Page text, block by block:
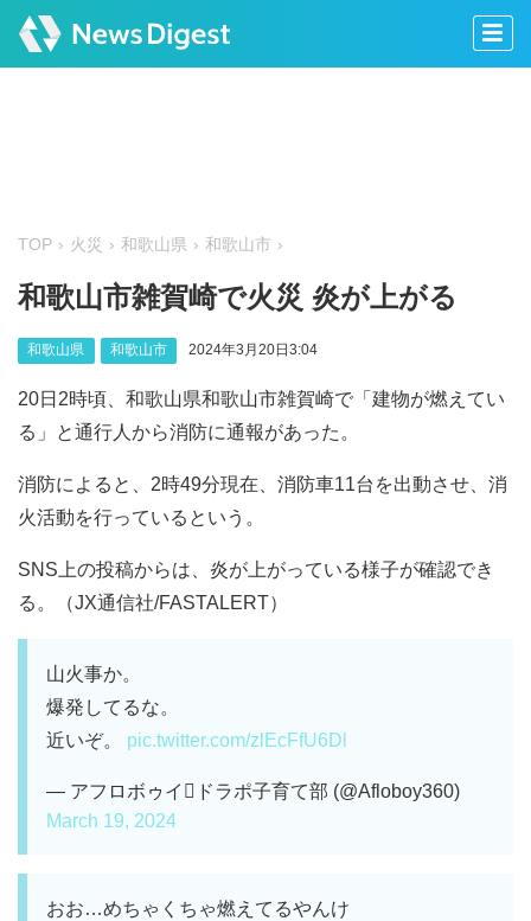
TOP 火災 和歌山県 和歌山市
和歌山市雑賀崎で火災 炎が上がる
和歌山県 和歌山市 2024年3月20日3:04
20日2時頃、和歌山県和歌山市雑賀崎で「建物が燃えてい
る」と通行人から消防に通報があった。
消防によると、2時49分現在、消防車11台を出動させ、消
火活動を行っているという。
SNS上の投稿からは、炎が上がっている様子が確認でき
る。（JX通信社/FASTALERT）
山火事か。
爆発してるな。
近いぞ。 pic.twitter.com/zlEcFfU6Dl
— アフロボゥイドラポ子育て部 (@Afloboy360)
March 19, 2024
おお…めちゃくちゃ燃えてるやんけ